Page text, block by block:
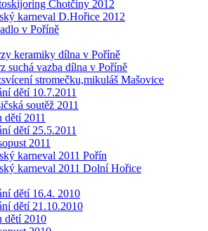
Chotčiny 2012
karneval D.Hořice 2012
v Poříně
keramiky dílna v Poříně
suchá vazba dílna v Poříně
stromečku,mikuláš Mašovice
dětí 10.7.2011
soutěž 2011
dětí 2011
dětí 25.5.2011
2011
karneval 2011 Pořín
karneval 2011 Dolní Hořice
dětí 16.4. 2010
dětí 21.10.2010
dětí 2010